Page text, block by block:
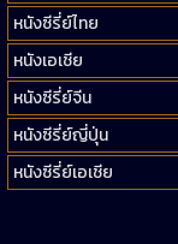
หนังซีรี่ย์ไทย
หนังเอเชีย
หนังซีรี่ย์จีน
หนังซีรี่ย์ญี่ปุ่น
หนังซีรี่ย์เอเชีย